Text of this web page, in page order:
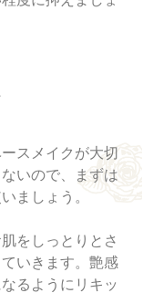
スメイクが大切
いので、まずは
ましょう。
をしっとりとさ
いきます。艶感
るようにリキッ